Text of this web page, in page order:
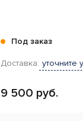
Под заказ
Доставка: уточните
9 500 руб.